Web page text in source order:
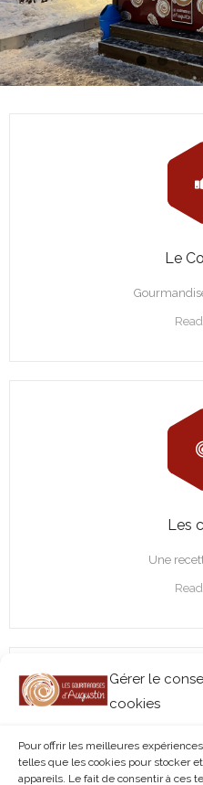
Gérer le
cookies
Pour offrir les meilleures
telles que les cookies pour stocker
appareils. Le fait de consentir à ces
Le
Les
Une